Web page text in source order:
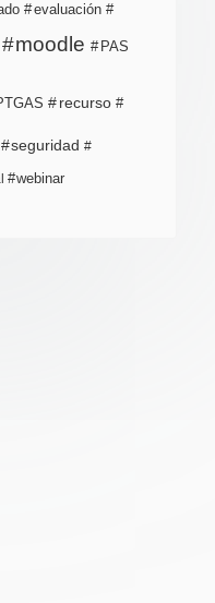
evaluación
moodle PAS
recurso
seguridad
webinar